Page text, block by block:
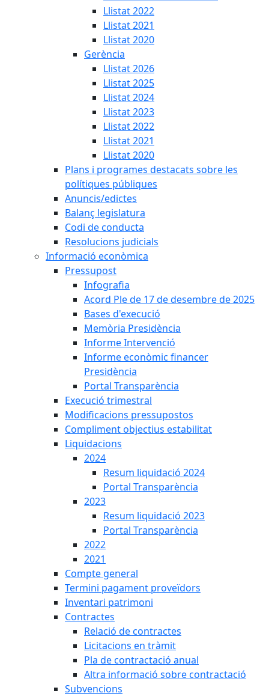
Llistat 2022
Llistat 2021
Llistat 2020
Gerència
Llistat 2026
Llistat 2025
Llistat 2024
Llistat 2023
Llistat 2022
Llistat 2021
Llistat 2020
Plans i programes destacats sobre les
polítiques públiques
Anuncis/edictes
Balanç legislatura
Codi de conducta
Resolucions judicials
Informació econòmica
Pressupost
Infografia
Acord Ple de 17 de desembre de 2025
Bases d'execució
Memòria Presidència
Informe Intervenció
Informe econòmic financer
Presidència
Portal Transparència
Execució trimestral
Modificacions pressupostos
Compliment objectius estabilitat
Liquidacions
2024
Resum liquidació 2024
Portal Transparència
2023
Resum liquidació 2023
Portal Transparència
2022
2021
Compte general
Termini pagament proveïdors
Inventari patrimoni
Contractes
Relació de contractes
Licitacions en tràmit
Pla de contractació anual
Altra informació sobre contractació
Subvencions